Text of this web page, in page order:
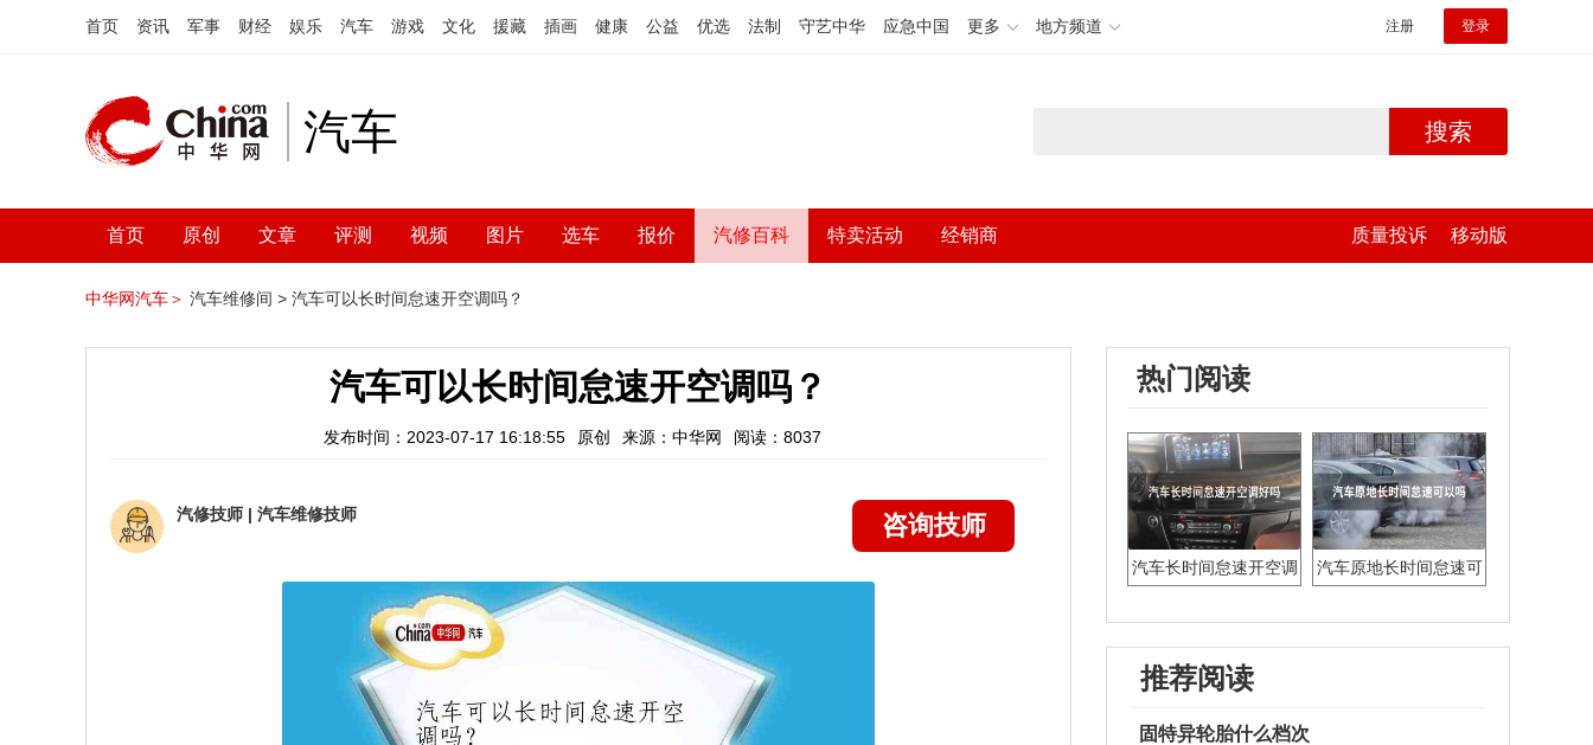
首页 资讯 军事 财经 娱乐 汽车 游戏 文化 援藏 插画 健康 公益 优选 法制 守艺中华 应急中国 更多 地方频道 注册 登录
汽车 搜索
首页 原创 文章 评测 视频 图片 选车 报价 汽修百科 特卖活动 经销商 质量投诉 移动版
中华网汽车＞ 汽车维修间 > 汽车可以长时间怠速开空调吗？
汽车可以长时间怠速开空调吗？
发布时间：2023-07-17 16:18:55 原创 来源：中华网 阅读：8037
汽修技师 | 汽车维修技师 咨询技师
热门阅读
汽车长时间怠速开空调
汽车原地长时间怠速可
推荐阅读
固特异轮胎什么档次